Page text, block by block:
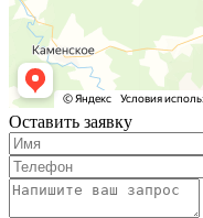
Оставить заявку